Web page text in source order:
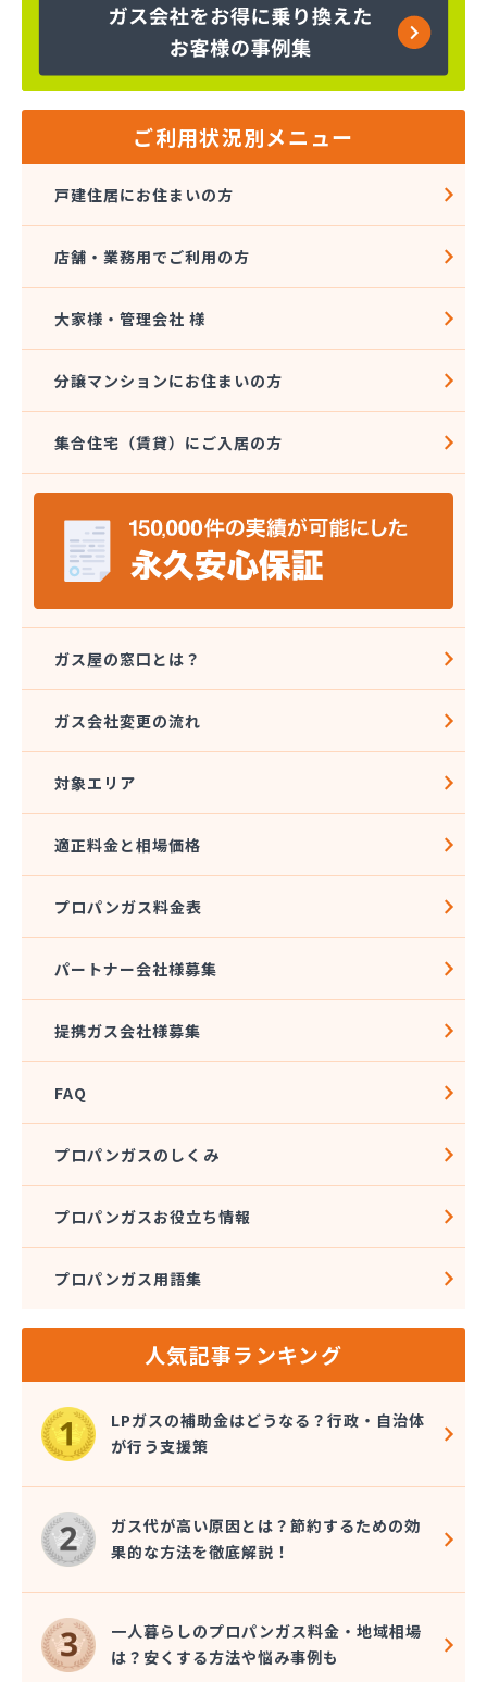
加地プロパン商会
嘉飯簡易ガス協業組合
河口プロパン店
梶原商店
株式会社アイコーホームサービス 田主丸営業所
株式会社アイコーホームサービス 柳川営業所
株式会社アイプロ
株式会社エコア 久留米営業所
株式会社エコア 筑豊営業所 山田店
株式会社エコア 筑豊営業所 田川店
株式会社エコア 筑豊営業所 飯塚店
株式会社エコア 福岡西営業所
株式会社エコア 福岡東営業所
株式会社エスケーエナジー
株式会社エネサンス九州 久留米営業所
株式会社カネマサ
株式会社キハラ
株式会社ダイシンガス
株式会社タカミヤ
株式会社チクハン
株式会社チクリョー
株式会社ツバメガスフロンティア 博多支店
株式会社ツバメガス北九州
株式会社ツバメガス北九州 直方営業所
株式会社ニッツー
株式会社フィールドアップ
株式会社みとま商会
株式会社ムクノ
株式会社ムロミ
株式会社因幡燃料商会
株式会社永興エナジー
株式会社液化ガス
株式会社奥村商会
株式会社解放ガスセンター
株式会社丸 藤
株式会社鬼木商店
株式会社金光商店
株式会社九酸ガス住設
株式会社九酸ガス住設 直方営業所
株式会社九酸ガス住設 北九州営業所
株式会社桑野商会
株式会社光栄ガス家電サービス
株式会社佐々木東商店
株式会社再生エネルギー
株式会社坂田ガス住設
株式会社三 豊
ご利用状況別メニュー
戸建住居にお住まいの方
店舗・業務用でご利用の方
大家様・管理会社 様
分譲マンションにお住まいの方
集合住宅（賃貸）にご入居の方
ガス屋の窓口とは？
ガス会社変更の流れ
対象エリア
適正料金と相場価格
プロパンガス料金表
パートナー会社様募集
提携ガス会社様募集
FAQ
プロパンガスのしくみ
プロパンガスお役立ち情報
プロパンガス用語集
人気記事ランキング
LPガスの補助金はどうなる？行政・自治体
が行う支援策
ガス代が高い原因とは？節約するための効
果的な方法を徹底解説！
一人暮らしのプロパンガス料金・地域相場
は？安くする方法や悩み事例も